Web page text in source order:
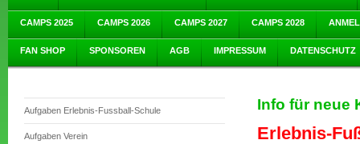
CAMPS 2025 CAMPS 2026 CAMPS 2027 CAMPS 2028
FAN SHOP SPONSOREN AGB IMPRESSUM DATENSCHUTZ
Aufgaben Erlebnis-Fussball-Schule
Aufgaben Verein
Info für neue
Erlebnis-